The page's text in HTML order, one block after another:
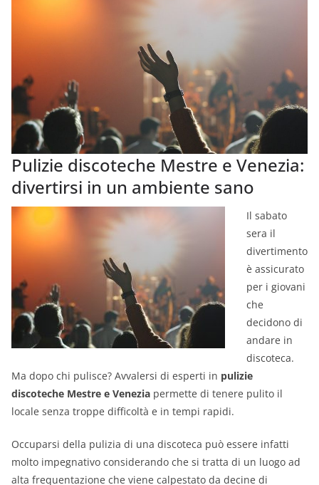
Pulizie discoteche Mestre e Venezia:
divertirsi in un ambiente sano
Il sabato
sera il
divertimento
è assicurato
per i giovani
che
decidono di
andare in
discoteca.
Ma dopo chi pulisce? Avvalersi di esperti in pulizie
discoteche Mestre e Venezia permette di tenere pulito il
locale senza troppe difficoltà e in tempi rapidi.
Occuparsi della pulizia di una discoteca può essere infatti
molto impegnativo considerando che si tratta di un luogo ad
alta frequentazione che viene calpestato da decine di